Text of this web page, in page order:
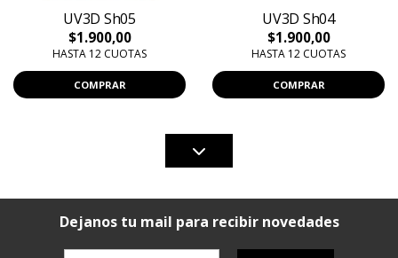
UV3D Sh05
$1.900,00
HASTA 12 CUOTAS
COMPRAR
UV3D Sh04
$1.900,00
HASTA 12 CUOTAS
COMPRAR
Dejanos tu mail para recibir novedades